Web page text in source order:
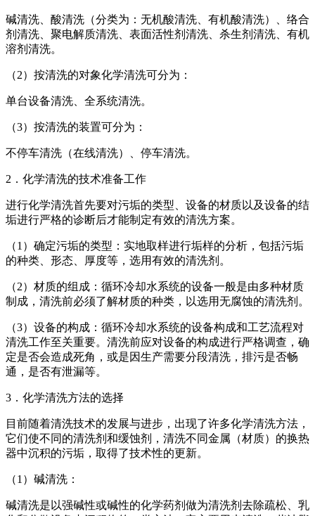
碱清洗、酸清洗（分类为：无机酸清洗、有机酸清洗）、 络合
剂清洗、聚电解质清洗、 表面活性剂清洗、杀生剂清洗、 有机
溶剂清洗。
（2）按清洗的对象化学清洗可分为：
单台设备清洗、全系统清洗。
（3）按清洗的装置可分为：
不停车清洗（在线清洗）、停车清洗。
2．化学清洗的技术准备工作
进行化学清洗首先要对污垢的类型、设备的材质以及设备的结
垢进行严格的诊断后才能制定有效的清洗方案。
（1）确定污垢的类型：实地取样进行垢样的分析，包括污垢
的种类、形态、厚度等，选用有效的清洗剂。
（2）材质的组成：循环冷却水系统的设备一般是由多种材质
制成，清洗前必须了解材质的种类，以选用无腐蚀的清洗剂。
（3）设备的构成：循环冷却水系统的设备构成和工艺流程对
清洗工作至关重要。清洗前应对设备的构成进行严格调查，确
定是否会造成死角，或是因生产需要分段清洗，排污是否畅
通，是否有泄漏等。
3．化学清洗方法的选择
目前随着清洗技术的发展与进步，出现了许多化学清洗方法，
它们使不同的清洗剂和缓蚀剂，清洗不同金属（材质）的换热
器中沉积的污垢，取得了技术性的更新。
（1）碱清洗：
碱清洗是以强碱性或碱性的化学药剂做为清洗剂去除疏松、乳